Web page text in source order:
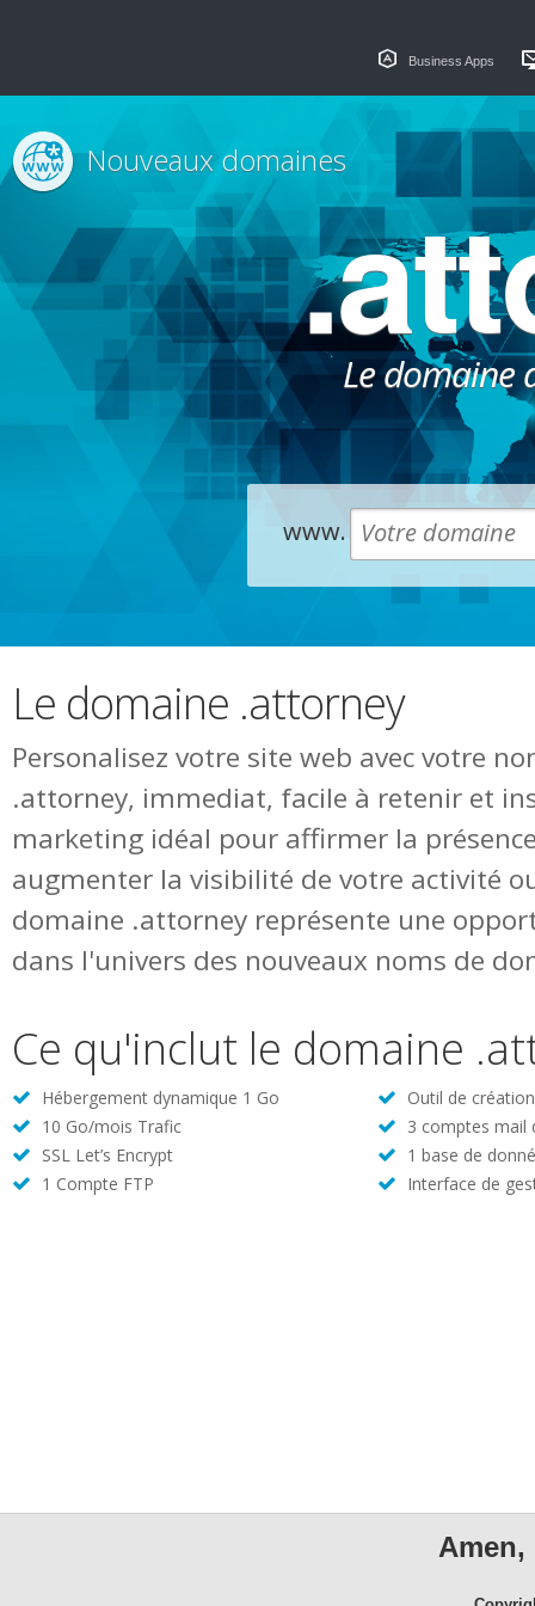
Business Apps
Le domaine
Nouveaux domaines
www.
Le domaine .attorney
Personalisez votre site web avec votre
.attorney, immediat, facile à retenir et
marketing idéal pour affirmer la
augmenter la visibilité de votre activité
domaine .attorney représente une
dans l'univers des nouveaux noms de
Ce qu'inclut le domaine
Hébergement dynamique 1 Go
Outil de
10 Go/mois Trafic
3 comptes mail
SSL Let’s Encrypt
1 base de
1 Compte FTP
Interface de